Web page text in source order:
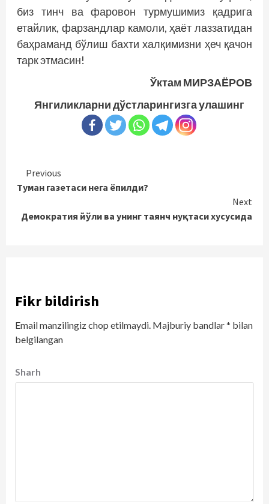
биз тинч ва фаровон турмушимиз қадрига
етайлик, фарзандлар камоли, ҳаёт лаззатидан
баҳраманд бўлиш бахти халқимизни ҳеч қачон
тарк этмасин!
Ўктам МИРЗАЁРОВ
Янгиликларни дўстларингизга улашинг
Continue
Reading
Previous
Туман газетаси нега ёпилди?
Next
Демократия йўли ва унинг таянч нуқтаси хусусида
Fikr bildirish
Email manzilingiz chop etilmaydi. Majburiy bandlar* bilan
belgilangan
Sharh